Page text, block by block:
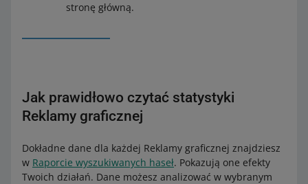
stronę główną.
Jak prawidłowo czytać statystyki
Reklamy graficznej
Dokładne dane dla każdej Reklamy graficznej znajdziesz
w Raporcie wyszukiwanych haseł. Pokazują one efekty
Twoich działań. Dane możesz analizować w wybranym